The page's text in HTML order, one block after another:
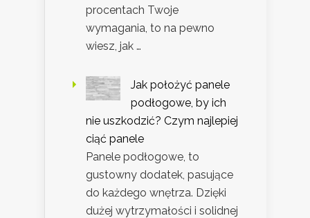
procentach Twoje
wymagania, to na pewno
wiesz, jak …
Jak położyć panele
podłogowe, by ich
nie uszkodzić? Czym najlepiej
ciąć panele
Panele podłogowe, to
gustowny dodatek, pasujące
do każdego wnętrza. Dzięki
dużej wytrzymałości i solidnej